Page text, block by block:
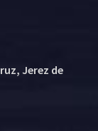
Jerez de